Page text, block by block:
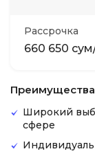
Рассрочка
660 650
Преимущества
Широкий
сфере